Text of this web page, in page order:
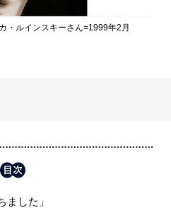
・ルインスキーさん=1999年2月
ました」